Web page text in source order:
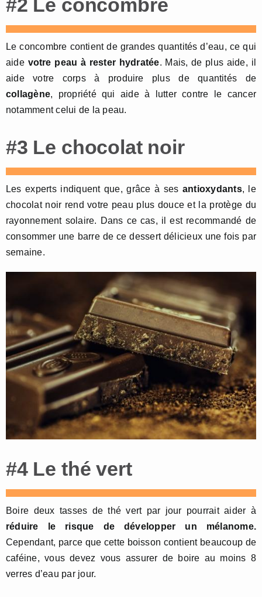
#2 Le concombre
Le concombre contient de grandes quantités d’eau, ce qui
aide votre peau à rester hydratée. Mais, de plus aide, il
aide votre corps à produire plus de quantités de
collagène, propriété qui aide à lutter contre le cancer
notamment celui de la peau.
#3 Le chocolat noir
Les experts indiquent que, grâce à ses antioxydants, le
chocolat noir rend votre peau plus douce et la protège du
rayonnement solaire. Dans ce cas, il est recommandé de
consommer une barre de ce dessert délicieux une fois par
semaine.
#4 Le thé vert
Boire deux tasses de thé vert par jour pourrait aider à
réduire le risque de développer un mélanome.
Cependant, parce que cette boisson contient beaucoup de
caféine, vous devez vous assurer de boire au moins 8
verres d’eau par jour.